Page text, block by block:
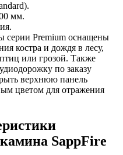
мм.
серии Premium оснащены
костра и дождя в лесу,
или грозой. Также
по заказу
верхнюю панель
цветом для отражения
SappFire